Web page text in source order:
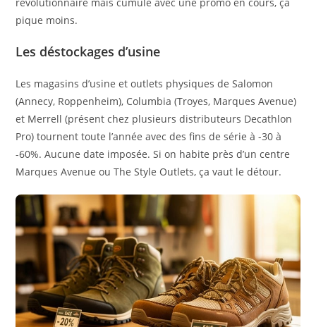
pique moins.
Les déstockages d’usine
Les magasins d’usine et outlets physiques de Salomon
(Annecy, Roppenheim), Columbia (Troyes, Marques Avenue)
et Merrell (présent chez plusieurs distributeurs Decathlon
Pro) tournent toute l’année avec des fins de série à -30 à
-60%. Aucune date imposée. Si on habite près d’un centre
Marques Avenue ou The Style Outlets, ça vaut le détour.